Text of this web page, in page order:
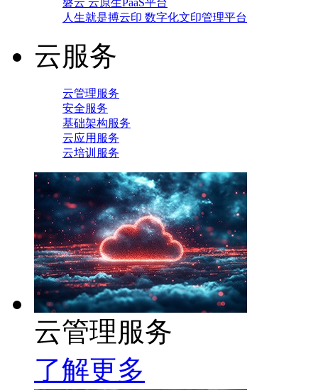
磐云 云原生PaaS平台
人生就是搏云印 数字化文印管理平台
云服务
云管理服务
安全服务
基础架构服务
云应用服务
云培训服务
云管理服务
了解更多